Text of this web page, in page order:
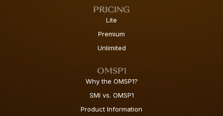
PRICING
Lite
Premium
Unlimited
OMSP1
Why the OMSP1?
SMI vs. OMSP1
Product Information